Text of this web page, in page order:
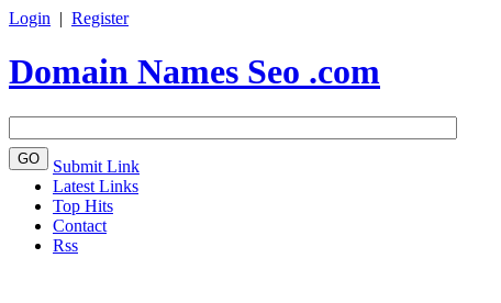
Login | Register
Domain Names Seo .com
Submit Link
Latest Links
Top Hits
Contact
Rss